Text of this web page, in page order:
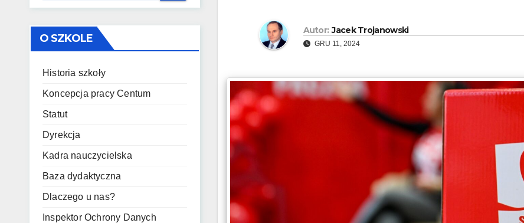
O SZKOLE
Historia szkoły
Koncepcja pracy Centum
Statut
Dyrekcja
Kadra nauczycielska
Baza dydaktyczna
Dlaczego u nas?
Inspektor Ochrony Danych
Autor: Jacek Trojanowski
GRU 11, 2024